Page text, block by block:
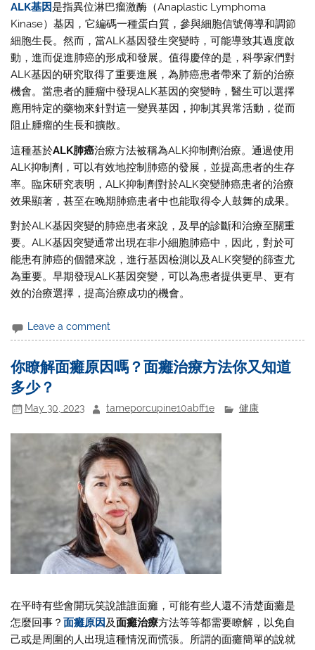
ALK基因是指異位淋巴瘤激酶（Anaplastic Lymphoma
Kinase）基因，它編碼一種蛋白質，參與細胞信號傳導和調節
細胞生長。然而，當ALK基因發生突變時，可能導致其過度啟
動，進而促進肺癌的形成和發展。值得慶倖的是，科學家們對
ALK基因的研究取得了重要進展，為肺癌患者帶來了新的治療
機會。當患者的腫瘤中發現ALK基因的突變時，醫生可以選擇
應用特定的藥物來針對這一變異基因，抑制其異常活動，從而
阻止腫瘤的生長和擴散。
這種基於ALK肺癌治療方法被稱為ALK抑制劑治療。通過使用
ALK抑制劑，可以有效地控制肺癌的發展，並提高患者的生存
率。臨床研究表明，ALK抑制劑對於ALK突變肺癌患者的治療
效果顯著，甚至在晚期肺癌患者中也能取得令人鼓舞的成果。
對於ALK基因突變的肺癌患者來說，及早的診斷和治療至關重
要。ALK基因突變通常出現在非小細胞肺癌中，因此，對於可
能患有肺癌的個體來說，進行基因檢測以及ALK突變的篩查尤
為重要。早期發現ALK基因突變，可以為患者提供更早、更有
效的治療選擇，提高治療成功的機會。
Leave a comment
你瞭解面癱原因嗎？面癱治療方法你又知道
多少？
May 30, 2023 tameporcupine10abff1e 健康
在平時有些會開玩笑說誰誰面癱，可能有些人還不清楚面癱是
怎麼回事？面癱原因及面癱治療方法等等都需要瞭解，以免自
己或是周圍的人出現這種情況而慌張。所謂的面癱簡單的說就